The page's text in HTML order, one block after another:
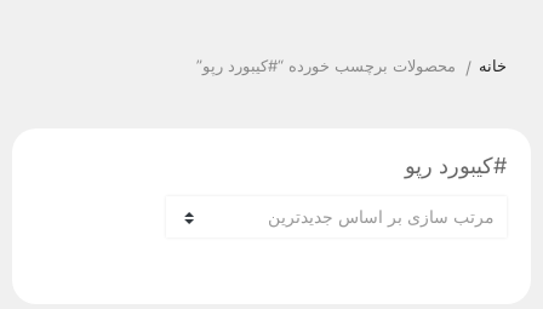
خانه / محصولات برچسب خورده “#کیبورد رپو”
#کیبورد رپو